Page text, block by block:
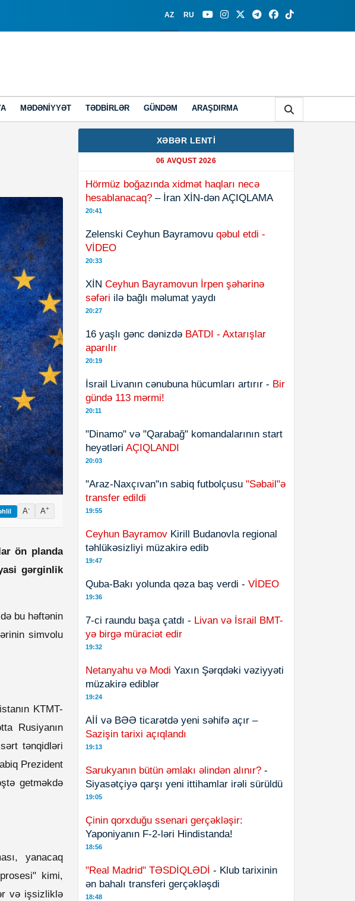
AZ RU
MƏDƏNIYYƏT TƏDBIRLƏR GÜNDƏM ARAŞDIRMA
A- A+
ön planda
gərginlik
bu həftənin
simvolu
KTMT-
Rusiyanın
tənqidləri
Prezident
getməkdə
yanacaq
kimi,
və işsizliklə
XƏBƏR LENTİ
06 AVQUST 2026
Hörmüz boğazında xidmət haqları necə
hesablanacaq? – İran XİN-dən AÇIQLAMA
20:41
Zelenski Ceyhun Bayramovu qəbul etdi -
VİDEO
20:33
XİN Ceyhun Bayramovun İrpen şəhərinə
səfəri ilə bağlı məlumat yaydı
20:27
16 yaşlı gənc dənizdə BATDI - Axtarışlar
aparılır
20:19
İsrail Livanın cənubuna hücumları artırır - Bir
gündə 113 mərmi!
20:11
"Dinamo" və "Qarabağ" komandalarının start
heyətləri AÇIQLANDI
20:03
"Araz-Naxçıvan"ın sabiq futbolçusu "Səbail"ə
transfer edildi
19:55
Ceyhun Bayramov Kirill Budanovla regional
təhlükəsizliyi müzakirə edib
19:47
Quba-Bakı yolunda qəza baş verdi - VİDEO
19:36
7-ci raundu başa çatdı - Livan və İsrail BMT-
yə birgə müraciət edir
19:32
Netanyahu və Modi Yaxın Şərqdəki vəziyyəti
müzakirə ediblər
19:24
Aİİ və BƏƏ ticarətdə yeni səhifə açır –
Sazişin tarixi açıqlandı
19:13
Sarukyanın bütün əmlakı əlindən alınır? -
Siyasətçiyə qarşı yeni ittihamlar irəli sürüldü
19:05
Çinin qorxduğu ssenari gerçəkləşir:
Yaponiyanın F-2-ləri Hindistanda!
18:56
"Real Madrid" TƏSDİQLƏDİ - Klub tarixinin
ən bahalı transferi gerçəkləşdi
18:48